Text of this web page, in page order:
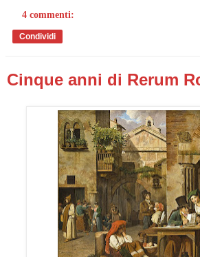
4 commenti:
Condividi
Cinque anni di Rerum